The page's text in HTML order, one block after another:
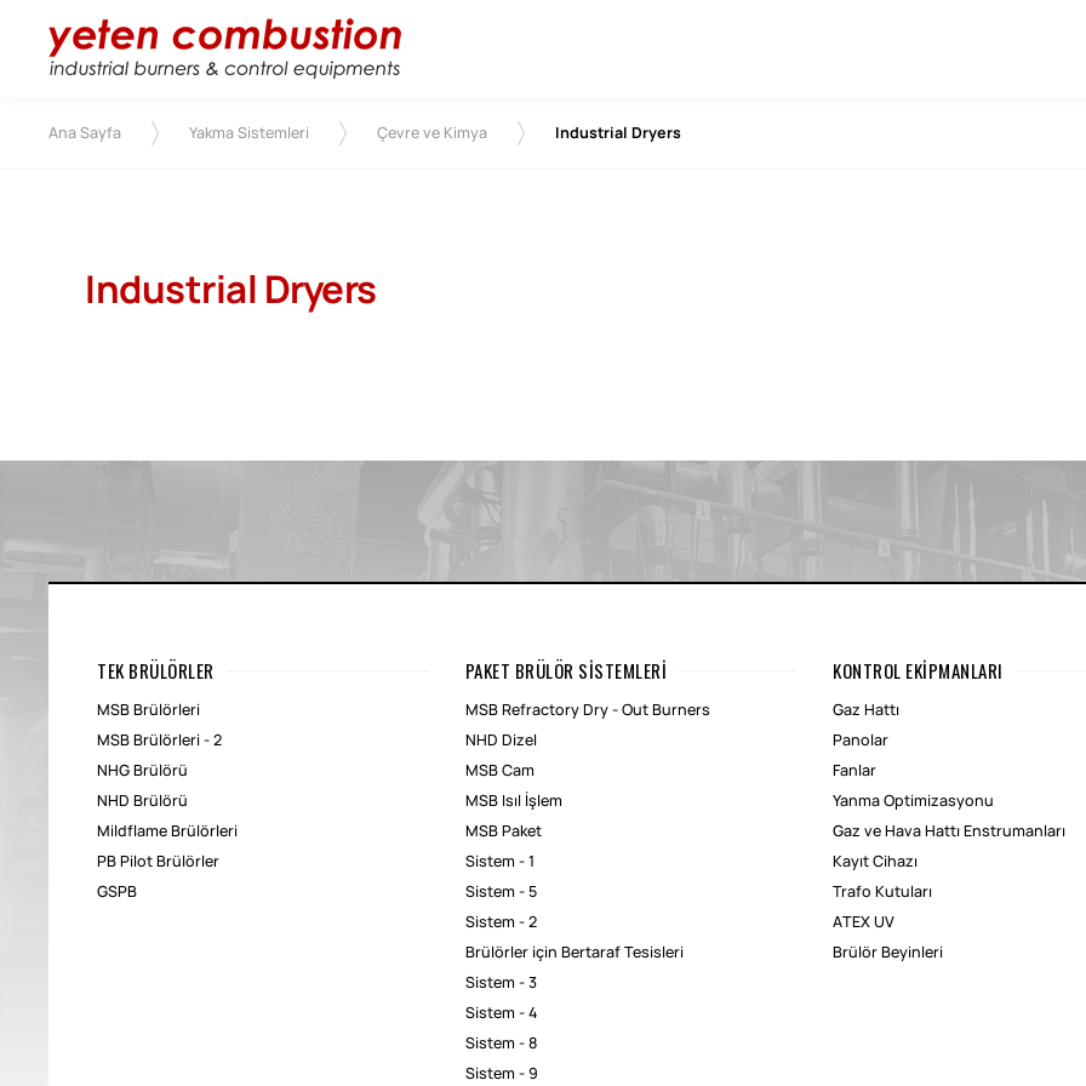
Ana Sayfa Yakma Sistemleri Çevre ve Kimya Industrial Dryers
Industrial Dryers
TEK BRÜLÖRLER
MSB Brülörleri
MSB Brülörleri - 2
NHG Brülörü
NHD Brülörü
Mildflame Brülörleri
PB Pilot Brülörler
GSPB
PAKET BRÜLÖR SISTEMLERI
MSB Refractory Dry - Out Burners
NHD Dizel
MSB Cam
MSB Isıl İşlem
MSB Paket
Sistem - 1
Sistem - 5
Sistem - 2
Brülörler için Bertaraf Tesisleri
Sistem - 3
Sistem - 4
Sistem - 8
Sistem - 9
KONTROL EKIPMANLARI
Gaz Hattı
Panolar
Fanlar
Yanma Optimizasyonu
Gaz ve Hava Hattı Enstrumanları
Kayıt Cihazı
Trafo Kutuları
ATEX UV
Brülör Beyinleri